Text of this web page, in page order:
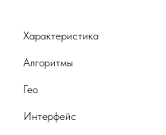
Характеристика
Алгоритмы
Гео
Интерфейс